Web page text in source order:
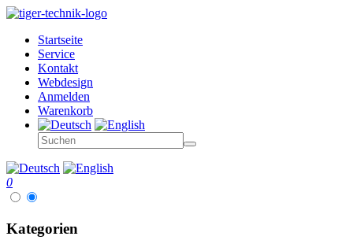
Startseite
Service
Kontakt
Webdesign
Anmelden
Warenkorb
0
Kategorien